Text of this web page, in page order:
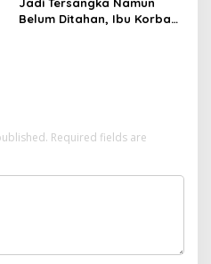
Belum Ditahan, Ibu Korban
Required fields are